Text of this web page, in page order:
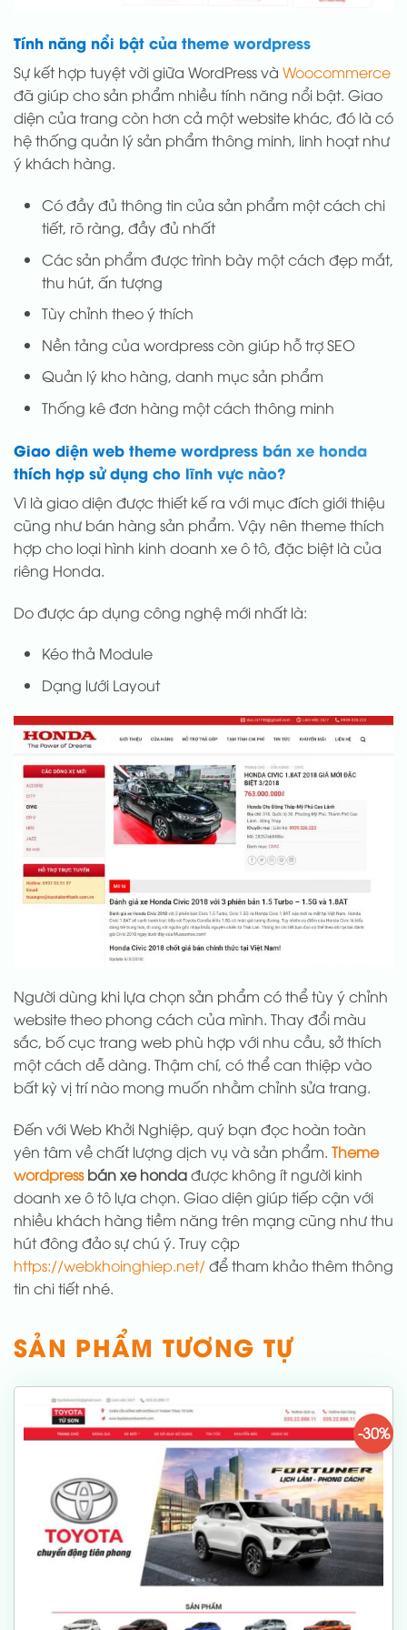
Tính năng nổi bật của theme wordpress
Sự kết hợp tuyệt vời giữa WordPress và Woocommerce
đã giúp cho sản phẩm nhiều tính năng nổi bật. Giao
diện của trang còn hơn cả một website khác, đó là có
hệ thống quản lý sản phẩm thông minh, linh hoạt như
ý khách hàng.
Có đầy đủ thông tin của sản phẩm một cách chi
tiết, rõ ràng, đầy đủ nhất
Các sản phẩm được trình bày một cách đẹp mắt,
thu hút, ấn tượng
Tùy chỉnh theo ý thích
Nền tảng của wordpress còn giúp hỗ trợ SEO
Quản lý kho hàng, danh mục sản phẩm
Thống kê đơn hàng một cách thông minh
Giao diện web theme wordpress bán xe honda
thích hợp sử dụng cho lĩnh vực nào?
Vì là giao diện được thiết kế ra với mục đích giới thiệu
cũng như bán hàng sản phẩm. Vậy nên theme thích
hợp cho loại hình kinh doanh xe ô tô, đặc biệt là của
riêng Honda.
Do được áp dụng công nghệ mới nhất là:
Kéo thả Module
Dạng lưới Layout
Người dùng khi lựa chọn sản phẩm có thể tùy ý chỉnh
website theo phong cách của mình. Thay đổi màu
sắc, bố cục trang web phù hợp với nhu cầu, sở thích
một cách dễ dàng. Thậm chí, có thể can thiệp vào
bất kỳ vị trí nào mong muốn nhằm chỉnh sửa trang.
Đến với Web Khởi Nghiệp, quý bạn đọc hoàn toàn
yên tâm về chất lượng dịch vụ và sản phẩm. Theme
wordpressbán xe hondađược không ít người kinh
doanh xe ô tô lựa chọn. Giao diện giúp tiếp cận với
nhiều khách hàng tiềm năng trên mạng cũng như thu
hút đông đảo sự chú ý. Truy cập
https://webkhoinghiep.net/để tham khảo thêm thông
tin chi tiết nhé.
SẢN PHẨM TƯƠNG TỰ
-30%